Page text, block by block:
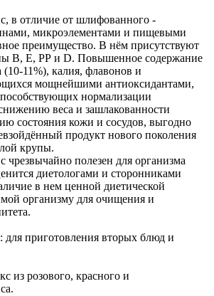
в отличие от шлифованного -
микроэлементами и пищевыми
преимущество. В нём присутствуют
В, Е, РР и D. Повышенное содержание
11%), калия, флавонов и
мощнейшими антиоксидантами,
нормализации
веса и зашлакованности
состояния кожи и сосудов, выгодно
продукт нового поколения
крупы.
полезен для организма
диетологами и сторонниками
в нем ценной диетической
организму для очищения и
приготовления вторых блюд и
из розового, красного и